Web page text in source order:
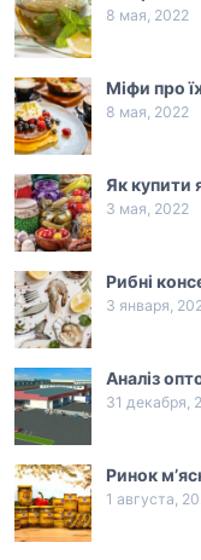
8 мая, 2022
Міфи про
8 мая, 2022
Як купити
3 мая, 2022
Рибні
3 января,
Аналіз
31 декабря,
Ринок
1 августа,